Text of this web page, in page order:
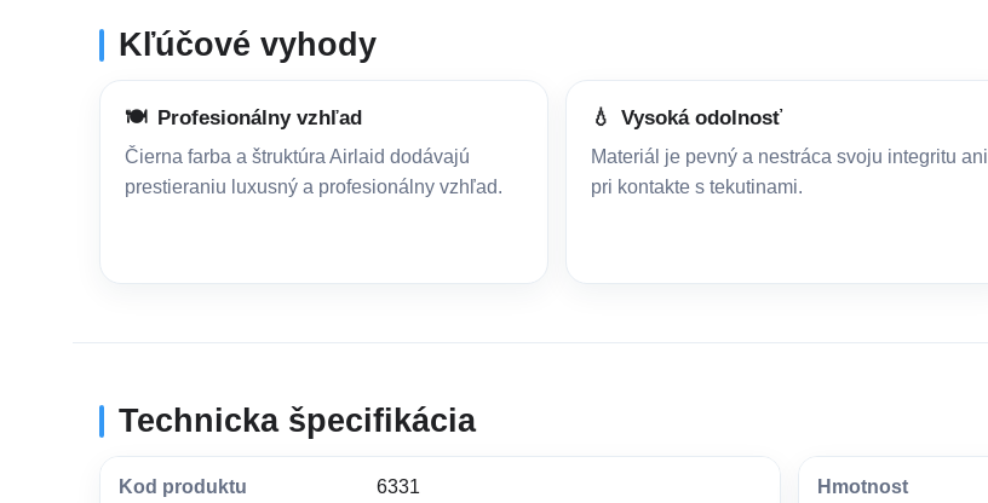
Kľúčové vyhody
🍽️ Profesionálny vzhľad
Čierna farba a štruktúra Airlaid dodávajú
prestieraniu luxusný a profesionálny vzhľad.
💧 Vysoká odolnosť
Materiál je pevný a nestráca svoju integritu ani
pri kontakte s tekutinami.
Technicka špecifikácia
Kod produktu 6331 Hmotnost